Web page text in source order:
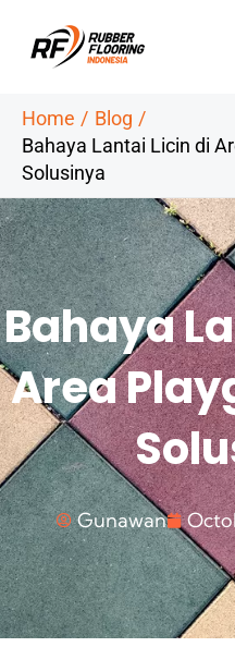
Home
Blog
Bahaya Lantai Licin di
Solusinya
Bahaya
Area
Gunawan